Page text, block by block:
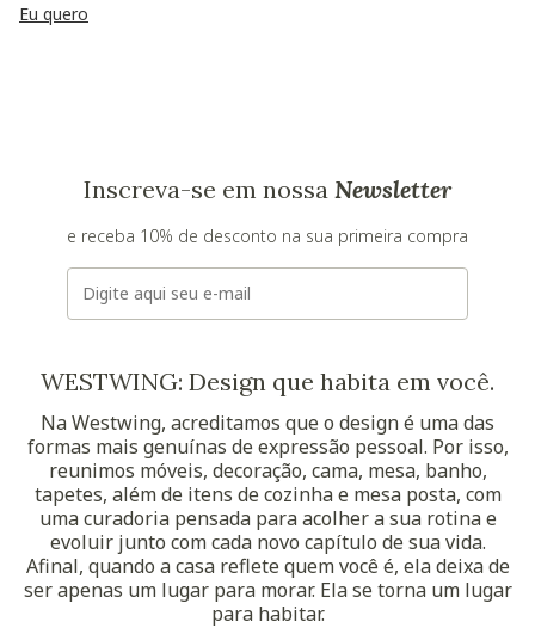
Eu quero
Inscreva-se em nossa Newsletter
e receba 10% de desconto na sua primeira compra
E-mail
WESTWING: Design que habita em você.
Na Westwing, acreditamos que o design é uma das
formas mais genuínas de expressão pessoal. Por isso,
reunimos móveis, decoração, cama, mesa, banho,
tapetes, além de itens de cozinha e mesa posta, com
uma curadoria pensada para acolher a sua rotina e
evoluir junto com cada novo capítulo de sua vida.
Afinal, quando a casa reflete quem você é, ela deixa de
ser apenas um lugar para morar. Ela se torna um lugar
para habitar.